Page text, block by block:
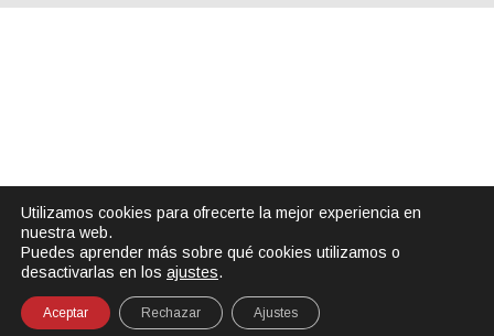
SHARE
Utilizamos cookies para ofrecerte la mejor experiencia en
nuestra web.
Puedes aprender más sobre qué cookies utilizamos o
desactivarlas en los ajustes.
Aceptar Rechazar Ajustes